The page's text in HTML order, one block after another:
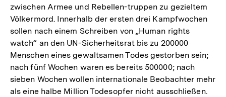
zwischen Armee und Rebellen-truppen zu gezieltem
Völkermord. Innerhalb der ersten drei Kampfwochen
sollen nach einem Schreiben von „Human rights
watch“ an den UN-Sicherheitsrat bis zu 200000
Menschen eines gewaltsamen Todes gestorben sein;
nach fünf Wochen waren es bereits 500000; nach
sieben Wochen wollen internationale Beobachter mehr
als eine halbe Million Todesopfer nicht ausschließen.